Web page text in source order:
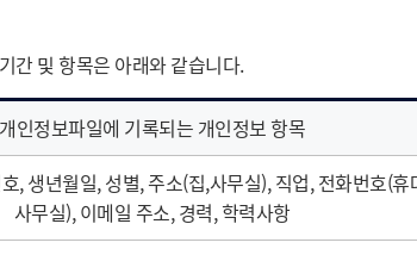
간 및 항목은 아래와 같습니다.
개인정보파일에 기록되는 개인정보 항목
, 생년월일, 성별, 주소(집,사무실), 직업, 전화번호(휴
사무실), 이메일 주소, 경력, 학력사항